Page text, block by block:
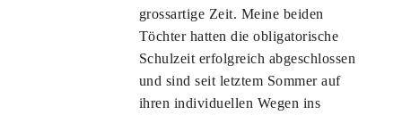
grossartige Zeit. Meine beiden
Töchter hatten die obligatorische
Schulzeit erfolgreich abgeschlossen
und sind seit letztem Sommer auf
ihren individuellen Wegen ins